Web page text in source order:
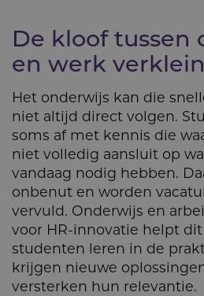
De kloof tussen
en werk
Het onderwijs kan die
niet altijd direct volgen.
soms af met kennis die
niet volledig aansluit op
vandaag nodig hebben.
onbenut en worden
vervuld. Onderwijs en
voor HR-innovatie helpt
studenten leren in de
krijgen nieuwe
versterken hun relevantie.